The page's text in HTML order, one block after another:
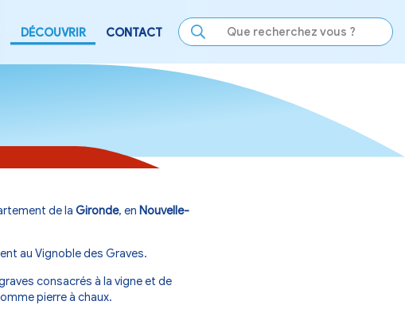
SE DIVERTIR DÉCOUVRIR CONTACT
, située dans le département de la
de